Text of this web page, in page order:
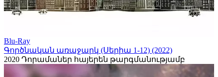
Blu-Ray
Գործնական առաջարկ (Սերիա 1-12) (2022)
2020 Դորամաներ հայերեն թարգմանությամբ